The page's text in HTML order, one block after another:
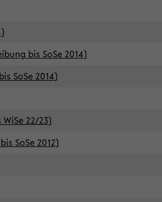
bis SoSe 2014)
SoSe 2014)
22/23)
SoSe 2012)